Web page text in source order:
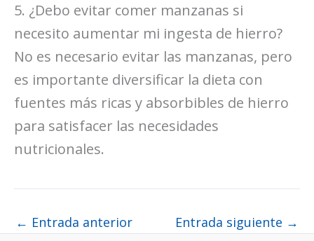
5. ¿Debo evitar comer manzanas si
necesito aumentar mi ingesta de hierro?
No es necesario evitar las manzanas, pero
es importante diversificar la dieta con
fuentes más ricas y absorbibles de hierro
para satisfacer las necesidades
nutricionales.
← Entrada anterior Entrada siguiente →